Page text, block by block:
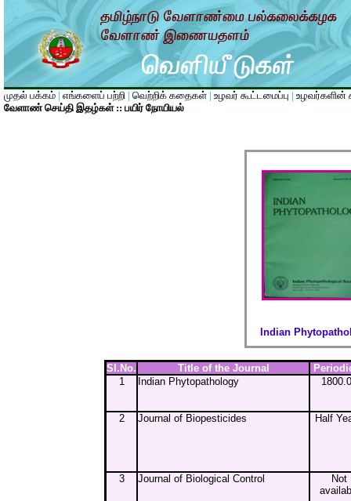
முதல் பக்கம் | எங்களைப் பற்றி | வெற்றிக் கதைகள் | உழவர் கூட்டமைப்பு | உழவர்களின்
வேளாண் செய்தி இதழ்கள் :: பயிர் நோயியல்
Indian
Sl.No. Title of the Journal
1
Indian Phytopathology
2 Journal of Biopesticides Half
3 Journal of Biological Control
Not